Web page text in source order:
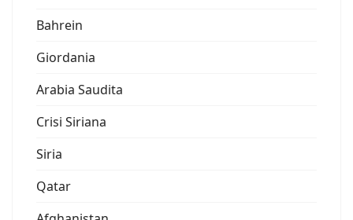
Bahrein
Giordania
Arabia Saudita
Crisi Siriana
Siria
Qatar